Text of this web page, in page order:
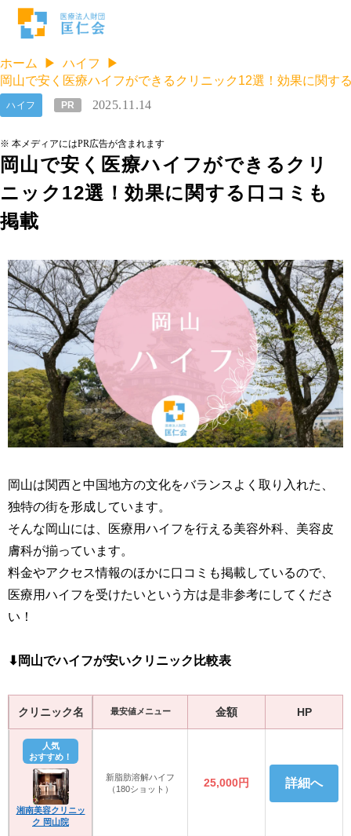
ホーム
ハイフ
岡山で安く医療ハイフができるクリニック12選！効果に関す
岡山で安く医療ハイフができるクリ
ニック12選！効果に関する口コミも
掲載
2025.11.14
ハイフ PR
※ 本メディアにはPR広告が含まれます
岡山は関西と中国地方の文化をバランスよく取り入れた、
独特の街を形成しています。
そんな岡山には、医療用ハイフを行える美容外科、美容皮
膚科が揃っています。
料金やアクセス情報のほかに口コミも掲載しているので、
医療用ハイフを受けたいという方は是非参考にしてくださ
い！
⬇︎岡山でハイフが安いクリニック比較表
クリニック名 最安値メニュー 金額 HP
人気
おすすめ！
湘南美容クリニッ
ク 岡山院
新脂肪溶解ハイフ
（180ショット）
25,000円 詳細へ